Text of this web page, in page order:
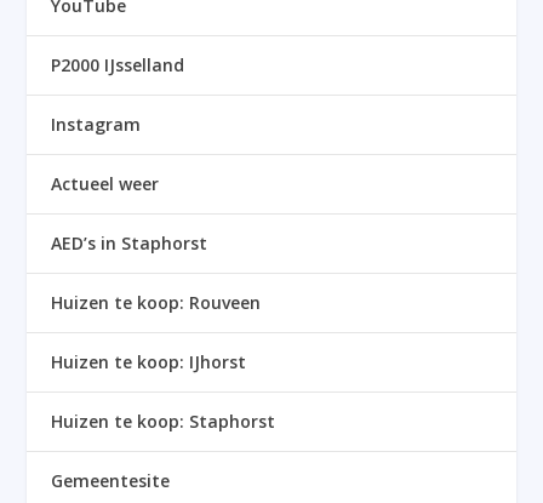
YouTube
P2000 IJsselland
Instagram
Actueel weer
AED’s in Staphorst
Huizen te koop: Rouveen
Huizen te koop: IJhorst
Huizen te koop: Staphorst
Gemeentesite